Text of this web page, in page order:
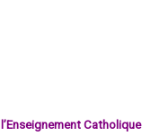
Catholique